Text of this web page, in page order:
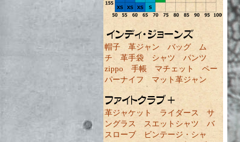
帽子 革ジャン バッグ
ム
チ
革手袋 シャツ
パンツ
zippo
手帳 マチェット
ペー
パーナイフ
マット革ジャン
革ジャケット ライダース
サ
ングラス
スエットシャツ
バ
スローブ
ビンテージ・シャ